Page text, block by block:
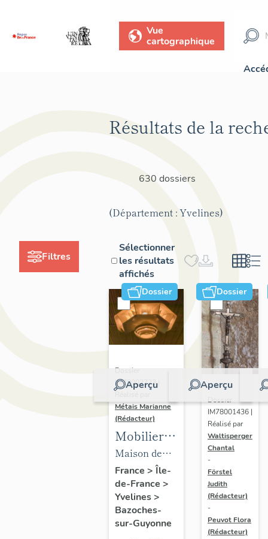
Vue
cartographique
Filtres
Résultats de la
630 dossiers
(Département : Yvelines)
Sélectionner
les résultats
affichés
Dossier
Aperçu
Dossier
IM78002723 |
Métais Marianne
(Rédacteur)
Mobilier
de la
maison
Louis
Carré
Maison de
villégiature
dite maison
Louis Carré
France > Île-
de-France >
Yvelines>
Bazoches-
sur-Guyonne
Dossier
Aperçu
Dossier
IM78001436 |
Réalisé par
Waltisperger
Chantal
-
Förstel
Judith
(Rédacteur)
-
Peuvot Flora
(Rédacteur)